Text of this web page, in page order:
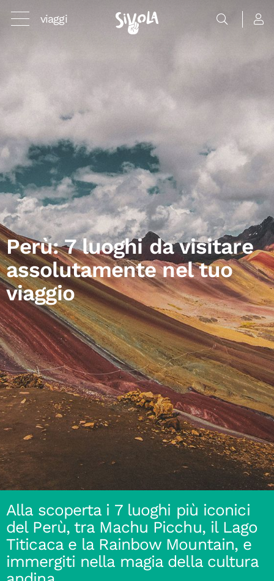
viaggi
Perù: 7 luoghi da visitare
assolutamente nel tuo
viaggio
Alla scoperta i 7 luoghi più iconici
del Perù, tra Machu Picchu, il Lago
Titicaca e la Rainbow Mountain, e
immergiti nella magia della cultura